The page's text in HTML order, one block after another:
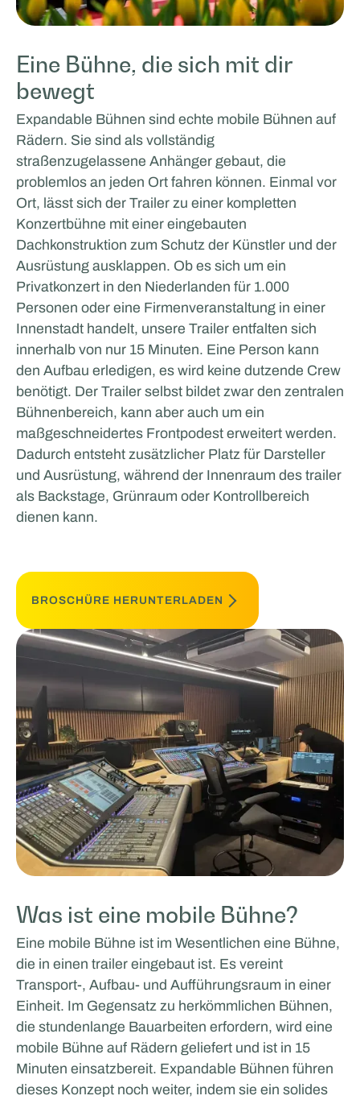
Eine Bühne, die sich mit dir
bewegt
Expandable Bühnen sind echte mobile Bühnen auf
Rädern. Sie sind als vollständig
straßenzugelassene Anhänger gebaut, die
problemlos an jeden Ort fahren können. Einmal vor
Ort, lässt sich der Trailer zu einer kompletten
Konzertbühne mit einer eingebauten
Dachkonstruktion zum Schutz der Künstler und der
Ausrüstung ausklappen. Ob es sich um ein
Privatkonzert in den Niederlanden für 1.000
Personen oder eine Firmenveranstaltung in einer
Innenstadt handelt, unsere Trailer entfalten sich
innerhalb von nur 15 Minuten. Eine Person kann
den Aufbau erledigen, es wird keine dutzende Crew
benötigt. Der Trailer selbst bildet zwar den zentralen
Bühnenbereich, kann aber auch um ein
maßgeschneidertes Frontpodest erweitert werden.
Dadurch entsteht zusätzlicher Platz für Darsteller
und Ausrüstung, während der Innenraum des trailer
als Backstage, Grünraum oder Kontrollbereich
dienen kann.
BROSCHÜRE HERUNTERLADEN
Was ist eine mobile Bühne?
Eine mobile Bühne ist im Wesentlichen eine Bühne,
die in einen trailer eingebaut ist. Es vereint
Transport-, Aufbau- und Aufführungsraum in einer
Einheit. Im Gegensatz zu herkömmlichen Bühnen,
die stundenlange Bauarbeiten erfordern, wird eine
mobile Bühne auf Rädern geliefert und ist in 15
Minuten einsatzbereit. Expandable Bühnen führen
dieses Konzept noch weiter, indem sie ein solides